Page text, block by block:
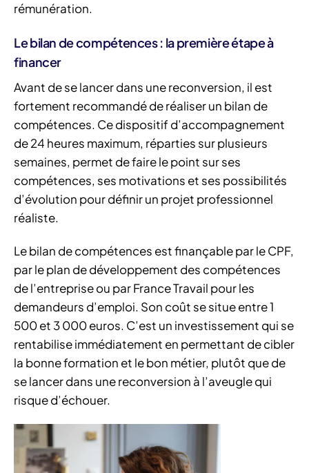
rémunération.
Le bilan de compétences : la première étape à
financer
Avant de se lancer dans une reconversion, il est
fortement recommandé de réaliser un bilan de
compétences. Ce dispositif d’accompagnement
de 24 heures maximum, réparties sur plusieurs
semaines, permet de faire le point sur ses
compétences, ses motivations et ses possibilités
d’évolution pour définir un projet professionnel
réaliste.
Le bilan de compétences est finançable par le CPF,
par le plan de développement des compétences
de l’entreprise ou par France Travail pour les
demandeurs d’emploi. Son coût se situe entre 1
500 et 3 000 euros. C’est un investissement qui se
rentabilise immédiatement en permettant de cibler
la bonne formation et le bon métier, plutôt que de
se lancer dans une reconversion à l’aveugle qui
risque d’échouer.